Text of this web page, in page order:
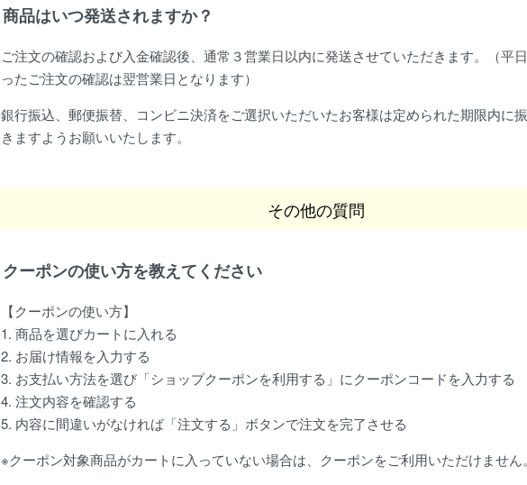
商品はいつ発送されますか？
ご注文の確認および入金確認後、通常３営業日以内に発送させていただきます。（平
ったご注文の確認は翌営業日となります）
銀行振込、郵便振替、コンビニ決済をご選択いただいたお客様は定められた期限内に
きますようお願いいたします。
その他の質問
クーポンの使い方を教えてください
【クーポンの使い方】
1. 商品を選びカートに入れる
2. お届け情報を入力する
3. お支払い方法を選び「ショップクーポンを利用する」にクーポンコードを入力する
4. 注文内容を確認する
5. 内容に間違いがなければ「注文する」ボタンで注文を完了させる
※クーポン対象商品がカートに入っていない場合は、クーポンをご利用いただけません。